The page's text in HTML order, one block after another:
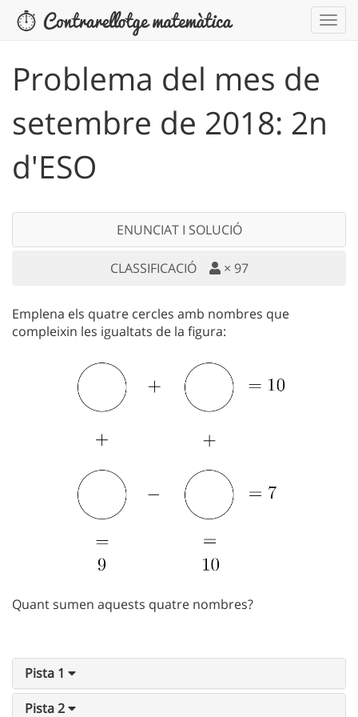
Problema del mes de
setembre de 2018: 2n
d'ESO
ENUNCIAT I SOLUCIÓ
CLASSIFICACIÓ × 97
Emplena els quatre cercles amb nombres que
compleixin les igualtats de la figura:
Quant sumen aquests quatre nombres?
Pista 1
Pista 2